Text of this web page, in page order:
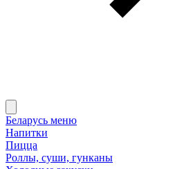
Беларусь меню
Напитки
Пицца
Роллы, суши, гунканы